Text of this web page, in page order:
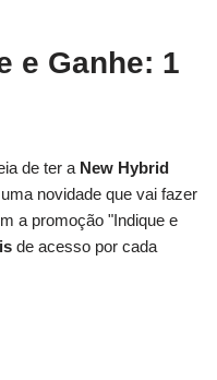
e Ganhe: 1
de ter a New Hybrid
novidade que vai fazer
a promoção "Indique e
de acesso por cada